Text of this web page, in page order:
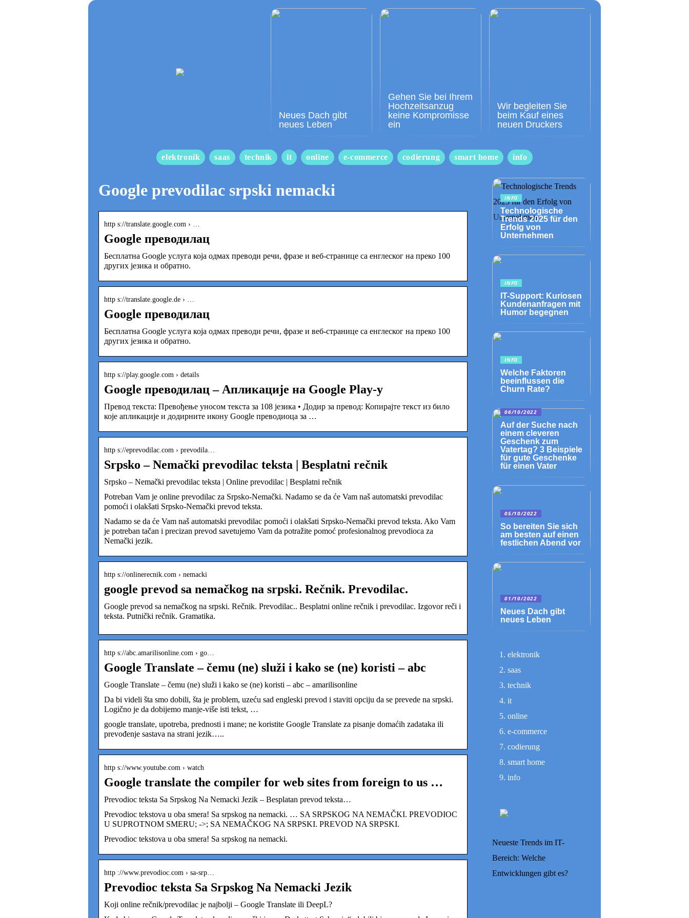
Neues Dach gibt
neues Leben
Gehen Sie bei Ihrem
Hochzeitsanzug
keine Kompromisse
ein
Wir begleiten Sie
beim Kauf eines
neuen Druckers
elektronik saas technik it online e-commerce codierung smart home info
Google prevodilac srpski nemacki
http s://translate.google.com › …
Google преводилац
Бесплатна Google услуга која одмах преводи речи, фразе и веб-странице са енглеског на преко 100
других језика и обратно.
http s://translate.google.de › …
Google преводилац
Бесплатна Google услуга која одмах преводи речи, фразе и веб-странице са енглеског на преко 100
других језика и обратно.
http s://play.google.com › details
Google преводилац – Апликације на Google Play-у
Превод текста: Превођење уносом текста за 108 језика • Додир за превод: Копирајте текст из било
које апликације и додирните икону Google преводиоца за …
http s://eprevodilac.com › prevodila…
Srpsko – Nemački prevodilac teksta | Besplatni rečnik
Srpsko – Nemački prevodilac teksta | Online prevodilac | Besplatni rečnik
Potreban Vam je online prevodilac za Srpsko-Nemački. Nadamo se da će Vam naš automatski prevodilac
pomoći i olakšati Srpsko-Nemački prevod teksta.
Nadamo se da će Vam naš automatski prevodilac pomoći i olakšati Srpsko-Nemački prevod teksta. Ako Vam
je potreban tačan i precizan prevod savetujemo Vam da potražite pomoć profesionalnog prevodioca za
Nemački jezik.
http s://onlinerecnik.com › nemacki
google prevod sa nemačkog na srpski. Rečnik. Prevodilac.
Google prevod sa nemačkog na srpski. Rečnik. Prevodilac.. Besplatni online rečnik i prevodilac. Izgovor reči i
teksta. Putnički rečnik. Gramatika.
http s://abc.amarilisonline.com › go…
Google Translate – čemu (ne) služi i kako se (ne) koristi – abc
Google Translate – čemu (ne) služi i kako se (ne) koristi – abc – amarilisonline
Da bi videli šta smo dobili, šta je problem, uzeću sad engleski prevod i staviti opciju da se prevede na srpski.
Logično je da dobijemo manje-više isti tekst, …
google translate, upotreba, prednosti i mane; ne koristite Google Translate za pisanje domaćih zadataka ili
prevođenje sastava na strani jezik…..
http s://www.youtube.com › watch
Google translate the compiler for web sites from foreign to us …
Prevodioc teksta Sa Srpskog Na Nemacki Jezik – Besplatan prevod teksta…
Prevodioc tekstova u oba smera! Sa srpskog na nemacki. … SA SRPSKOG NA NEMAČKI. PREVODIOC
U SUPROTNOM SMERU; ->; SA NEMAČKOG NA SRPSKI. PREVOD NA SRPSKI.
Prevodioc tekstova u oba smera! Sa srpskog na nemacki.
http ://www.prevodioc.com › sa-srp…
Prevodioc teksta Sa Srpskog Na Nemacki Jezik
Koji online rečnik/prevodilac je najbolji – Google Translate ili DeepL?
INFO
Technologische
Trends 2025 für den
Erfolg von
Unternehmen
INFO
IT-Support: Kuriosen
Kundenanfragen mit
Humor begegnen
INFO
Welche Faktoren
beeinflussen die
Churn Rate?
06/10/2022
Auf der Suche nach
einem cleveren
Geschenk zum
Vatertag? 3 Beispiele
für gute Geschenke
für einen Vater
05/10/2022
So bereiten Sie sich
am besten auf einen
festlichen Abend vor
01/10/2022
Neues Dach gibt
neues Leben
elektronik
saas
technik
it
online
e-commerce
codierung
smart home
info
Neueste Trends im IT-
Bereich: Welche
Entwicklungen gibt es?